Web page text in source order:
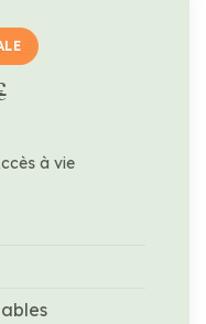
à vie